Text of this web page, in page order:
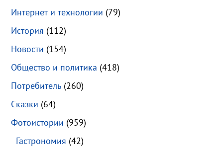
Интернет и технологии (79)
История (112)
Новости (154)
Общество и политика (418)
Потребитель (260)
Сказки (64)
Фотоистории (959)
Гастрономия (42)